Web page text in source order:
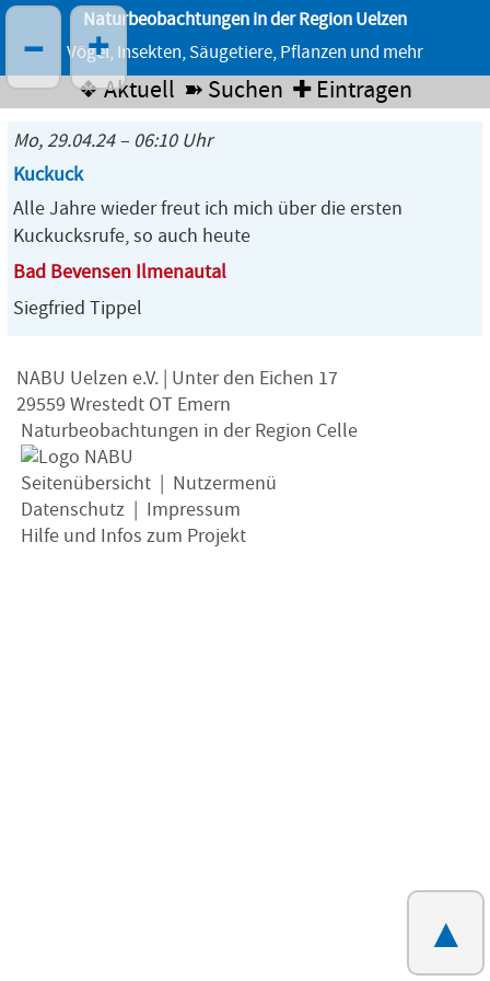
Naturbeobachtungen in der Region Uelzen
Vögel, Insekten, Säugetiere, Pflanzen und mehr
❖ Aktuell ➽ Suchen ✚ Eintragen
Mo, 29.04.24 – 06:10 Uhr
Kuckuck
Alle Jahre wieder freut ich mich über die ersten
Kuckucksrufe, so auch heute
Bad Bevensen Ilmenautal
Siegfried Tippel
NABU Uelzen e.V. | Unter den Eichen 17
29559 Wrestedt OT Emern
Naturbeobachtungen in der Region Celle
Seitenübersicht
Nutzermenü
Datenschutz
Impressum
Hilfe und Infos zum Projekt
▲
– +